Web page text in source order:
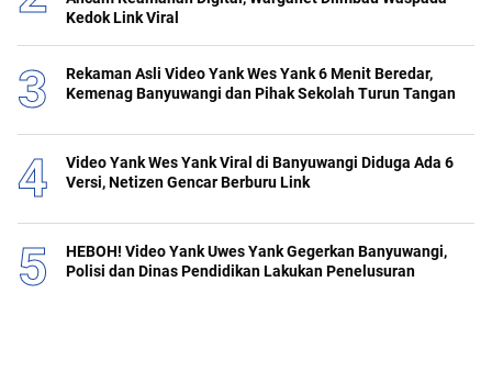
Kedok Link Viral
Rekaman Asli Video Yank Wes Yank 6 Menit Beredar,
Kemenag Banyuwangi dan Pihak Sekolah Turun Tangan
Video Yank Wes Yank Viral di Banyuwangi Diduga Ada 6
Versi, Netizen Gencar Berburu Link
HEBOH! Video Yank Uwes Yank Gegerkan Banyuwangi,
Polisi dan Dinas Pendidikan Lakukan Penelusuran